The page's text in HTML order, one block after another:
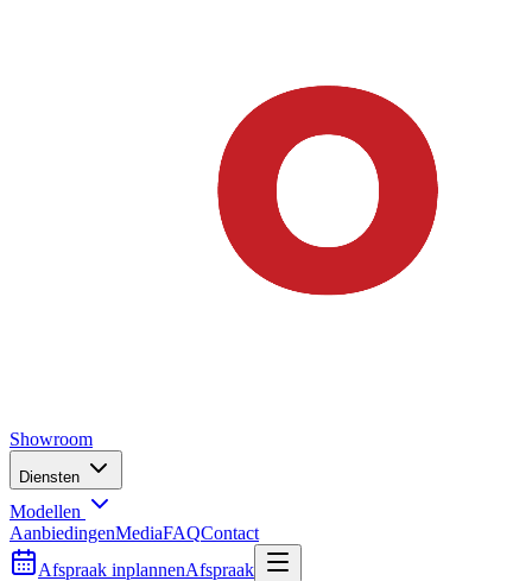
Showroom
Diensten
Modellen
AanbiedingenMediaFAQContact
Afspraak inplannenAfspraak